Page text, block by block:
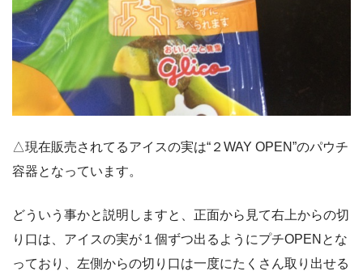
△現在販売されてるアイスの実は“２WAY OPEN”のパウチ
容器となっています。
どういう事かと説明しますと、正面から見て右上からの切
り口は、アイスの実が１個ずつ出るようにプチOPENとな
っており、左側からの切り口は一度にたくさん取り出せる